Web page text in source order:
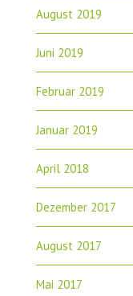
August 2019
Juni 2019
Februar 2019
Januar 2019
April 2018
Dezember 2017
August 2017
Mai 2017